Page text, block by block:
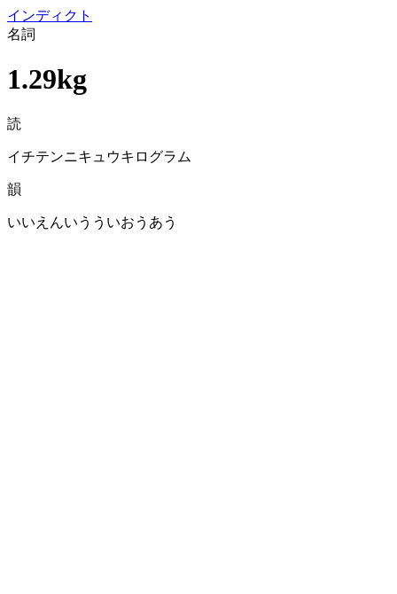
インディクト
名詞
1.29kg
読
イチテンニキュウキログラム
韻
いいえんいうういおうあう